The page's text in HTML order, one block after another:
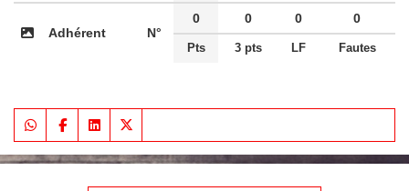
Adhérent N°
0 0 0 0
Pts 3 pts LF Fautes